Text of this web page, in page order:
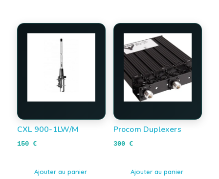
CXL 900-1LW/M
150 €
Ajouter au panier
Procom Duplexers
300 €
Ajouter au panier